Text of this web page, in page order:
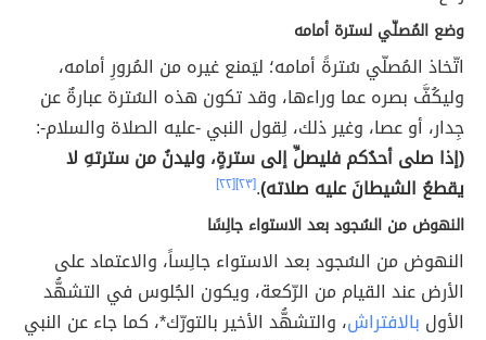
وضع المُصلّي لسترة أمامه
اتّخاذ المُصلّي سُترةً أمامه؛ ليَمنع غيره من المُرورِ أمامه،
وليكُفَّ بصره عما وراءها، وقد تكون هذه السُترة عبارةٌ عن
جِدار، أو عصا، وغير ذلك، لِقول النبي -عليه الصلاة والسلام-:
(إذا صلى أحدُكم فليصلِّ إلى سترةٍ، وليدنُ من سترتهِ لا
يقطعُ الشيطانَ عليه صلاته).[٢٣] [٢٢]
النهوض من السُجود بعد الاستواء جالِسًا
النهوض من السُجود بعد الاستواء جالِساً، والاعتماد على
الأرض عند القيام من الرّكعة، ويكون الجُلوس في التشهُّد
الأول بالافتراش، والتشهُّد الأخير بالتورّك*، كما جاء عن النبي